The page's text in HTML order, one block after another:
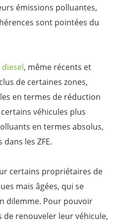
émissions polluantes,
sont pointées du
, même récents et
de certaines zones,
en termes de réduction
véhicules plus
en termes absolus,
les ZFE.
certains propriétaires de
mais âgées, qui se
dilemme. Pour pouvoir
renouveler leur véhicule,